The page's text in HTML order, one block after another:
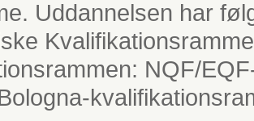
Uddannelsen har
NQF/